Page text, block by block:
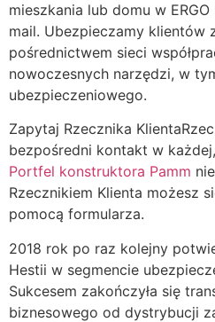
mieszkania lub domu w
mail. Ubezpieczamy klientów
pośrednictwem sieci
nowoczesnych narzędzi, w
ubezpieczeniowego.
Zapytaj Rzecznika
bezpośredni kontakt w
Portfel konstruktora Pamm
Rzecznikiem Klienta możesz
pomocą formularza.
2018 rok po raz kolejny
Hestii w segmencie
Sukcesem zakończyła się
biznesowego od dystrybucji